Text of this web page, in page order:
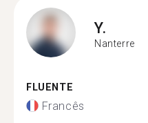
Y.
Nanterre
FLUENTE
Francês